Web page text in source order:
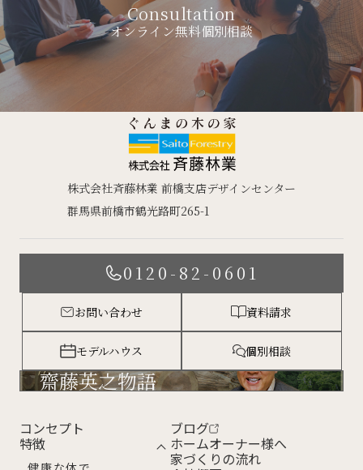
Consultation
オンライン無料個別相談
株式会社斉藤林業 前橋支店デザインセンター
群馬県前橋市鶴光路町265-1
コンセプト
特徴
ブログ
ホームオーナー様へ
家づくりの流れ
0120-82-0601
お問い合わせ 資料請求
モデルハウス 個別相談
齋藤英之物語